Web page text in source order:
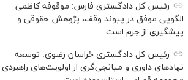
رئیس کل دادگستری فارس: موقوفه کاظمی
الگویی موفق در پیوند وقف، پژوهش حقوقی و
پیشگیری از جرم است
رئیس کل دادگستری خراسان رضوی: توسعه
نهاد‌های داوری و میانجی‌گری از اولویت‌های راهبردی